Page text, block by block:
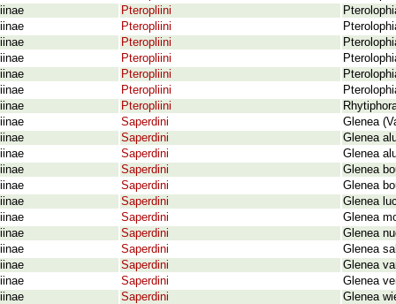
Pteropliini
Pteropliini
Pteropliini
Pteropliini
Pteropliini
Pteropliini
Pteropliini
Saperdini
Glenea
Saperdini
Glenea
Saperdini
Glenea
Saperdini
Glenea
Saperdini
Glenea
Saperdini
Glenea
Saperdini
Glenea
Saperdini
Glenea
Saperdini
Glenea
Saperdini
Glenea
Saperdini
Glenea
Saperdini
Glenea